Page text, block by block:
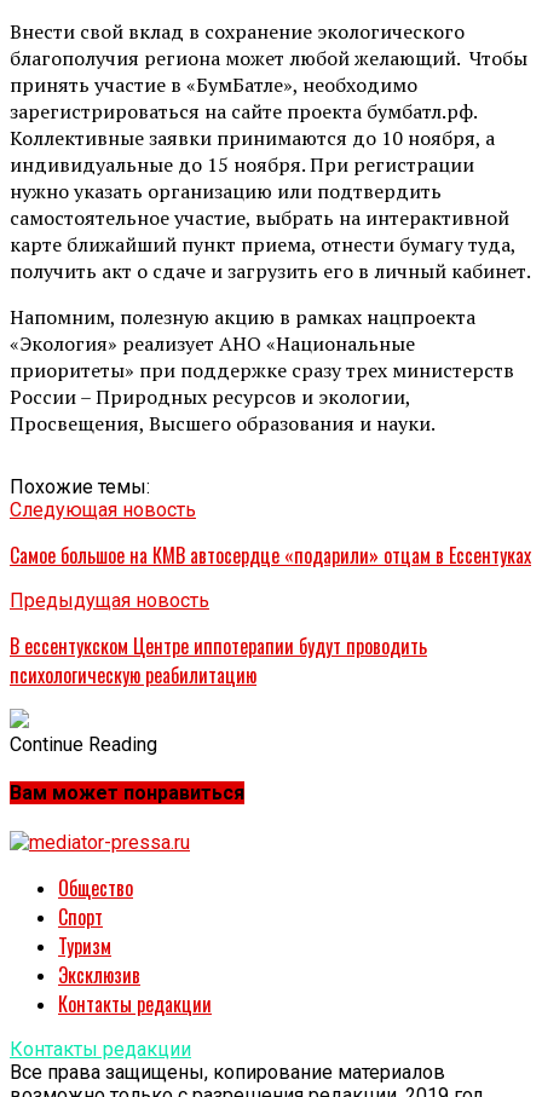
Внести свой вклад в сохранение экологического
благополучия региона может любой желающий. Чтобы
принять участие в «БумБатле», необходимо
зарегистрироваться на сайте проекта бумбатл.рф.
Коллективные заявки принимаются до 10 ноября, а
индивидуальные до 15 ноября. При регистрации
нужно указать организацию или подтвердить
самостоятельное участие, выбрать на интерактивной
карте ближайший пункт приема, отнести бумагу туда,
получить акт о сдаче и загрузить его в личный кабинет.
Напомним, полезную акцию в рамках нацпроекта
«Экология» реализует АНО «Национальные
приоритеты» при поддержке сразу трех министерств
России – Природных ресурсов и экологии,
Просвещения, Высшего образования и науки.
Похожие темы:
Следующая новость
Самое большое на КМВ автосердце «подарили» отцам в Ессентуках
Предыдущая новость
В ессентукском Центре иппотерапии будут проводить
психологическую реабилитацию
Continue Reading
Вам может понравиться
Общество
Спорт
Туризм
Эксклюзив
Контакты редакции
Контакты редакции
Все права защищены, копирование материалов